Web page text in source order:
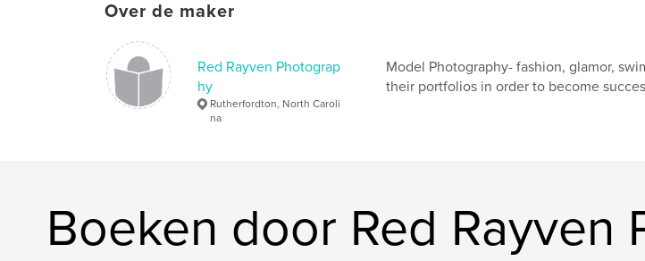
Over de maker
Red Rayven Photograp
hy
Rutherfordton, North Caroli
na
Model Photography- fashion, glamor,
their portfolios in order to become
Boeken door Red Rayven